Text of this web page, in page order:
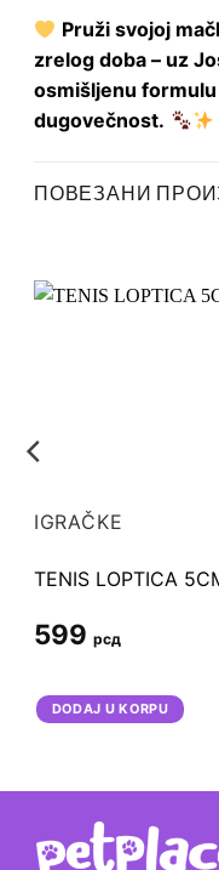
Pruži svojoj
zrelog doba – uz
osmišljenu
dugovečnost.
ПОВЕЗАНИ
IGRAČKE
TENIS LOPTICA
599 рсд
DODAJ U KORPU